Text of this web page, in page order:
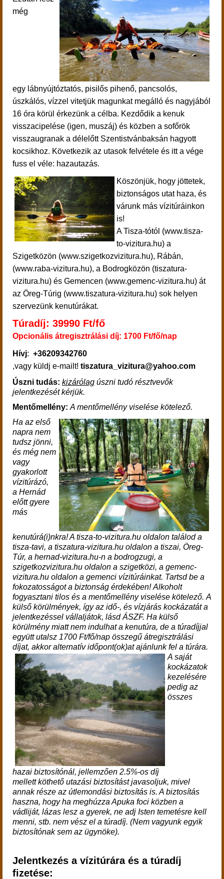
még
egy lábnyújtóztatós, pisilős pihenő, pancsolós,
úszkálós, vízzel vitetjük magunkat megálló és nagyjából
16 óra körül érkezünk a célba. Kezdődik a kenuk
visszacipelése (igen, muszáj) és közben a sofőrök
visszaugranak a délelőtt Szentistvánbaksán hagyott
kocsikhoz. Következik az utasok felvétele és itt a vége
fuss el véle: hazautazás.
Köszönjük, hogy jöttetek,
biztonságos utat haza, és
várunk más vízitúráinkon
is!
A Tisza-tótól (www.tisza-
to-vizitura.hu) a
Szigetközön (www.szigetkozvizitura.hu), Rábán,
(www.raba-vizitura.hu), a Bodrogközön (tiszatura-
vizitura.hu) és Gemencen (www.gemenc-vizitura.hu) át
az Öreg-Túrig (www.tiszatura-vizitura.hu) sok helyen
szervezünk kenutúrákat.
Túradíj: 39990 Ft/fő
Opcionális átregisztrálási díj: 1700 Ft/fő/nap
Hívj: +36209342760
,vagy küldj e-mailt! tiszatura_vizitura@yahoo.com
Úszni tudás: kizárólag úszni tudó résztvevők
jelentkezését kérjük.
Mentőmellény: A mentőmellény viselése kötelező.
Ha az első
napra nem
tudsz jönni,
és még nem
vagy
gyakorlott
vízitúrázó,
a Hernád
előtt gyere
más
kenutúrá(i)nkra! A tisza-to-vizitura.hu oldalon találod a
tisza-tavi, a tiszatura-vizitura.hu oldalon a tiszai, Öreg-
Túr, a hernad-vizitura.hu-n a bodrogzugi, a
szigetkozvizitura.hu oldalon a szigetközi, a gemenc-
vizitura.hu oldalon a gemenci vízitúráinkat. Tartsd be a
fokozatosságot a biztonság érdekében!Alkoholt
fogyasztani tilos és a mentőmellény viselése kötelező. A
külső körülmények, így az idő-, és vízjárás kockázatát a
jelentkezéssel vállaljátok, lásd ÁSZF. Ha külső
körülmény miatt nem indulhat a kenutúra, de a túradíjjal
együtt utalsz 1700 Ft/fő/nap összegű átregisztrálási
díjat, akkor alternatív időpont(ok)at ajánlunk fel a túrára.
A saját
kockázatok
kezelésére
pedig az
összes
hazai biztosítónál, jellemzően 2.5%-os díj
mellett köthető utazási biztosítást javasoljuk, mivel
annak része az útlemondási biztosítás is. A biztosítás
haszna, hogy ha meghúzza Apuka foci közben a
vádliját, lázas lesz a gyerek, ne adj Isten temetésre kell
menni, stb. nem vész el a túradíj. (Nem vagyunk egyik
biztosítónak sem az ügynöke).
Jelentkezés a vízitúrára és a túradíj
fizetése: